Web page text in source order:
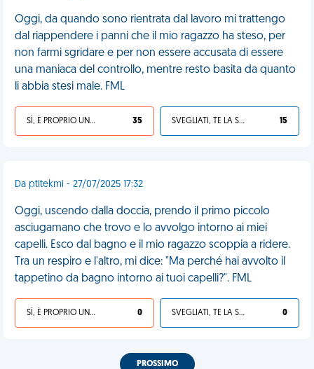
Oggi, da quando sono rientrata dal lavoro mi trattengo
dal riappendere i panni che il mio ragazzo ha steso, per
non farmi sgridare e per non essere accusata di essere
una maniaca del controllo, mentre resto basita da quanto
li abbia stesi male. FML
SÌ, È PROPRIO UNA VDM! 35 SVEGLIATI, TE LA SEI CERCATA! 15
Da ptitekmi - 27/07/2025 17:32
Oggi, uscendo dalla doccia, prendo il primo piccolo
asciugamano che trovo e lo avvolgo intorno ai miei
capelli. Esco dal bagno e il mio ragazzo scoppia a ridere.
Tra un respiro e l'altro, mi dice: "Ma perché hai avvolto il
tappetino da bagno intorno ai tuoi capelli?". FML
SÌ, È PROPRIO UNA VDM! 0 SVEGLIATI, TE LA SEI CERCATA! 0
PROSSIMO